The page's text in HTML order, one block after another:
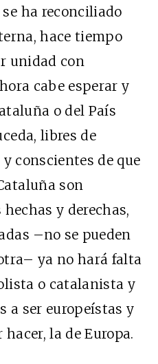
se ha reconciliado
hace tiempo
unidad con
cabe esperar y
o del País
libres de
conscientes de que
son
y derechas,
–no se pueden
ya no hará falta
o catalanista y
a ser europeístas y
la de Europa.